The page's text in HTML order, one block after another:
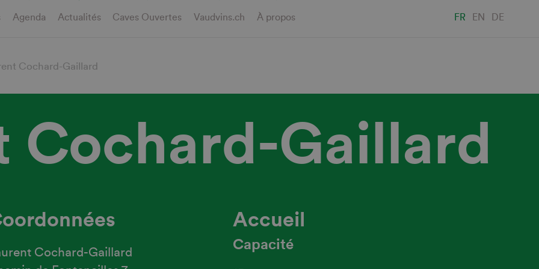
Agenda Actualités Caves Ouvertes Vaudvins.ch À propos FR EN DE
Cochard-Gaillard
Cochard-Gaillard
Cochard-Gaillard
Accueil
Capacité